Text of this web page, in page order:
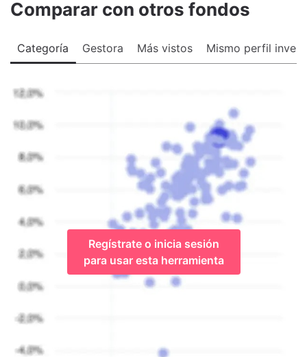
Comparar con otros fondos
Categoría Gestora Más vistos Mismo perfil
Regístrate o inicia sesión
para usar esta herramienta